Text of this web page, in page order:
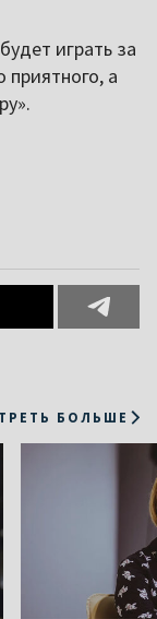
играть за
приятного, а
БОЛЬШЕ